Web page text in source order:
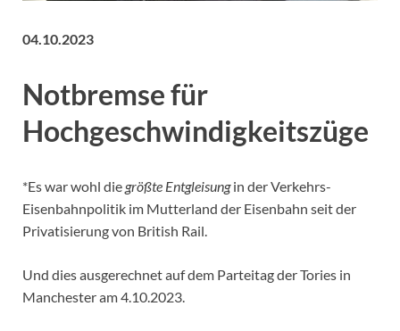
04.10.2023
Notbremse für
Hochgeschwindigkeitszüge
*Es war wohl die größte Entgleisungin der Verkehrs-
Eisenbahnpolitik im Mutterland der Eisenbahn seit der
Privatisierung von British Rail.
Und dies ausgerechnet auf dem Parteitag der Tories in
Manchester am 4.10.2023.